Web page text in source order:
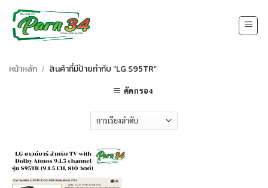
content
หน้าหลัก / สินค้าที่มีป้ายกำกับ “LG S95TR”
คัดกรอง